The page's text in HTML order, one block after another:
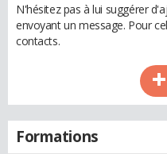
N'hésitez pas à lui suggérer
envoyant un message. Pour
contacts.
Formations